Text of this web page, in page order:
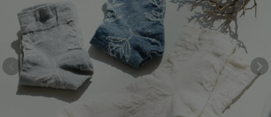
linen 汗でベタつ
きにくい 麻の靴下
植物柄
1,540円 (税込)